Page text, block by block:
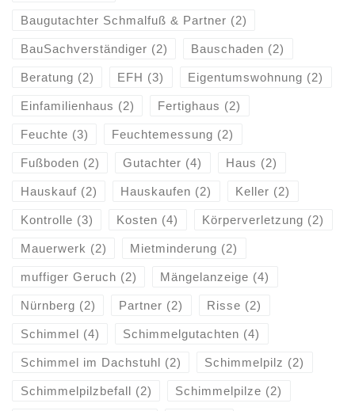
Baugutachter Schmalfuß & Partner (2)
BauSachverständiger (2) Bauschaden (2)
Beratung (2) EFH (3) Eigentumswohnung (2)
Einfamilienhaus (2) Fertighaus (2)
Feuchte (3) Feuchtemessung (2)
Fußboden (2) Gutachter (4) Haus (2)
Hauskauf(2) Hauskaufen (2) Keller (2)
Kontrolle (3) Kosten (4) Körperverletzung (2)
Mauerwerk (2) Mietminderung (2)
muffiger Geruch (2) Mängelanzeige (4)
Nürnberg (2) Partner (2) Risse (2)
Schimmel (4) Schimmelgutachten (4)
Schimmel im Dachstuhl (2) Schimmelpilz (2)
Schimmelpilzbefall (2) Schimmelpilze (2)